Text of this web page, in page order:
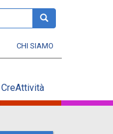
cerca
CHI SIAMO
CreAttività